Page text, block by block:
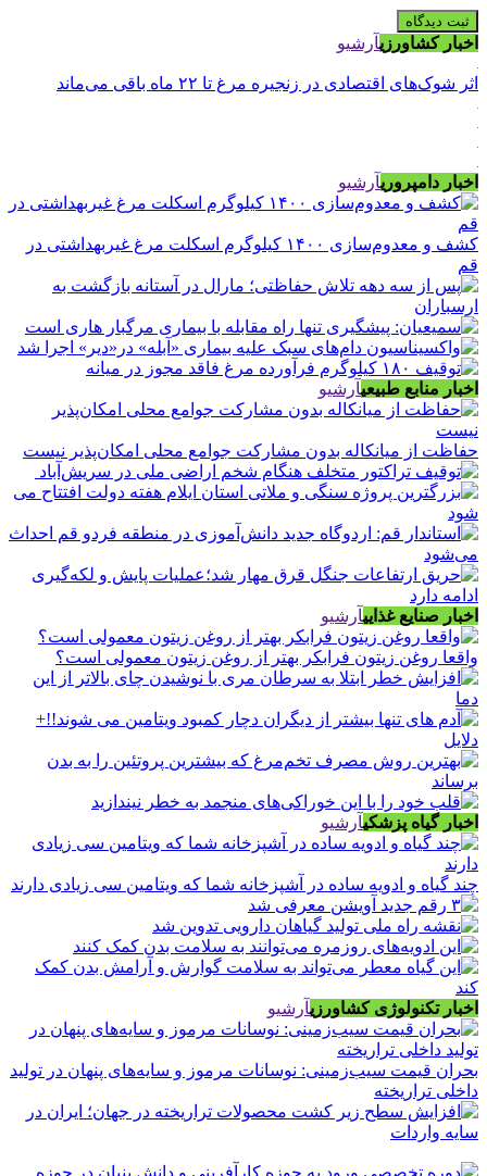
اخبار کشاورزیآرشیو
اثر شوک‌های اقتصادی در زنجیره مرغ تا ۲۲ ماه باقی می‌ماند
اخبار دامپروریآرشیو
کشف و معدوم‌سازی ۱۴۰۰ کیلوگرم اسکلت مرغ غیربهداشتی در
قم
اخبار منابع طبیعیآرشیو
حفاظت از میانکاله بدون مشارکت جوامع محلی امکان‌پذیر نیست
اخبار صنایع غذاییآرشیو
واقعا روغن زیتون فرابکر بهتر از روغن زیتون معمولی است؟
اخبار گیاه پزشکیآرشیو
چند گیاه و ادویه ساده در آشپزخانه شما که ویتامین سی زیادی دارند
اخبار تکنولوژی کشاورزیآرشیو
بحران قیمت سیب‌زمینی: نوسانات مرموز و سایه‌های پنهان در تولید
داخلی تراریخته